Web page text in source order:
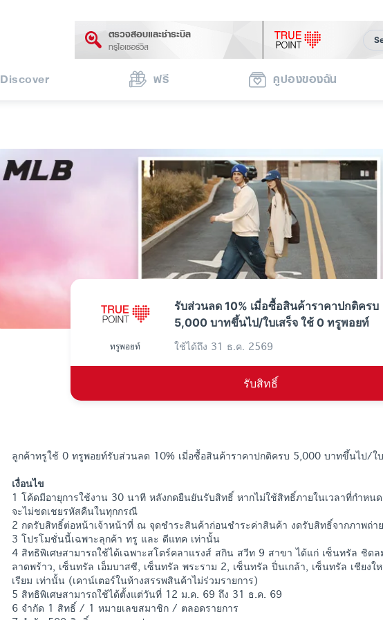
ตรวจสอบและชำระบิล
ทรูไอเซอร์วิส
Discover ฟรี คูปองของฉัน
รับส่วนลด 10% เมี่อซื้อสินค้าราคาปกติครบ
5,000 บาทขึ้นไป/ใบเสร็จ ใช้ 0 ทรูพอยท์
ทรูพอยท์ ใช้ได้ถึง 31 ธ.ค. 2569
รับสิทธิ์
ลูกค้าทรูใช้ 0 ทรูพอยท์รับส่วนลด 10% เมี่อซื้อสินค้าราคาปกติครบ 5,000 บาทขึ้นไป/ใบ
เงื่อนไข
1 โค้ดมีอายุการใช้งาน 30 นาที หลังกดยืนยันรับสิทธิ์ หากไม่ใช้สิทธิ์ภายในเวลาที่กำหน
จะไม่ชดเชยรหัสคืนในทุกกรณี
2 กดรับสิทธิ์ต่อหน้าเจ้าหน้าที่ ณ จุดชำระสินค้าก่อนชำระค่าสินค้า งดรับสิทธิ์จากภาพถ่
3 โปรโมชั่นนี้เฉพาะลุกค้า ทรู และ ดีแทค เท่านั้น
4 สิทธิพิเศษสามารถใช้ได้เฉพาะสโตร์คลาแรงส์ สกิน สวีท 9 สาขา ได้แก่ เซ็นทรัล ชิด
ลาดพร้าว, เซ็นทรัล เอ็มบาสซี, เซ็นทรัล พระราม 2, เซ็นทรัล ปิ่นเกล้า, เซ็นทรัล เชียงใ
เรียม เท่านั้น (เคาน์เตอร์ในห้างสรรพสินค้าไม่ร่วมรายการ)
5 สิทธิพิเศษสามารถใช้ได้ตั้งแต่วันที่ 12 ม.ค. 69 ถึง 31 ธ.ค. 69
6 จำกัด 1 สิทธิ์ / 1 หมายเลขสมาชิก / ตลอดรายการ